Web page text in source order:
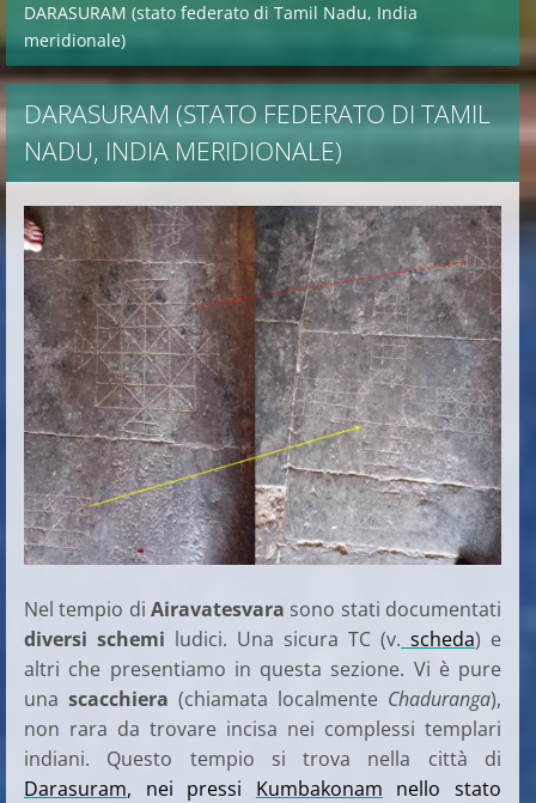
DARASURAM (stato federato di Tamil Nadu, India
meridionale)
DARASURAM (STATO FEDERATO DI TAMIL
NADU, INDIA MERIDIONALE)
Nel tempio di Airavatesvara sono stati documentati
diversi schemi ludici. Una sicura TC (v. scheda) e
altri che presentiamo in questa sezione. Vi è pure
unascacchiera(chiamata localmente Chaduranga),
non rara da trovare incisa nei complessi templari
indiani. Questo tempio si trova nella città di
Darasuram, nei pressi Kumbakonam nello stato